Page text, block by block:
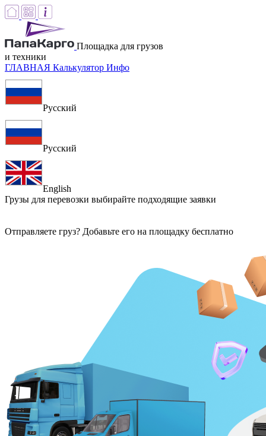
Площадка для грузов
и техники
ГЛАВНАЯ Калькулятор Инфо
Русский
Русский
English
Грузы для перевозки выбирайте подходящие заявки
Отправляете груз? Добавьте его на площадку бесплатно